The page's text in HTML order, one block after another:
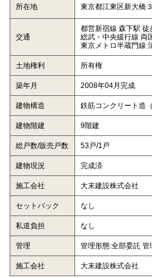
所在地 東京都江東区新大橋
交通
都営新宿線 森下駅 徒
総武・中央緩行線 両
東京メトロ半蔵門線
土地権利 所有権
築年月 2008年04月完成
建物構造 鉄筋コンクリート造（
建物階建 9階建
総戸数/販売戸数 53戸/1戸
建物現況 完成済
施工会社 大末建設株式会社
セットバック なし
私道負担 なし
管理 管理形態:全部委託 管
施工会社 大末建設株式会社